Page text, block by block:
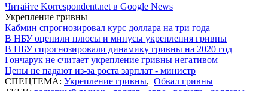
Читайте Korrespondent.net в Google News
Укрепление гривны
Кабмин спрогнозировал курс доллара на три года
В НБУ оценили плюсы и минусы укрепления гривны
В НБУ спрогнозировали динамику гривны на 2020 год
Гончарук не считает укрепление гривны негативом
Цены не падают из-за роста зарплат - министр
СПЕЦТЕМА: Укрепление гривны, Обвал гривны